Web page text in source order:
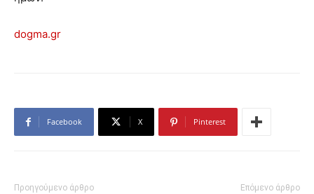
dogma.gr
Facebook X Pinterest
Προηγούμενο άρθρο Επόμενο άρθρο